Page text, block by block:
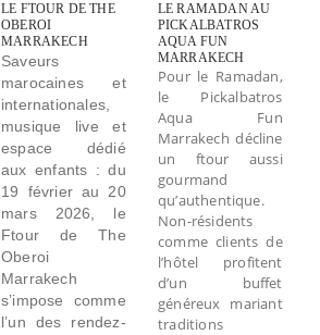
LE FTOUR DE THE
OBEROI
MARRAKECH
Saveurs
marocaines et
internationales,
musique live et
espace dédié
aux enfants : du
19 février au 20
mars 2026, le
Ftour de The
Oberoi
Marrakech
s’impose comme
l’un des rendez-
LE RAMADAN AU
PICKALBATROS
AQUA FUN
MARRAKECH
Pour le Ramadan,
le Pickalbatros
Aqua Fun
Marrakech décline
un ftour aussi
gourmand
qu’authentique.
Non-résidents
comme clients de
l’hôtel profitent
d’un buffet
généreux mariant
traditions